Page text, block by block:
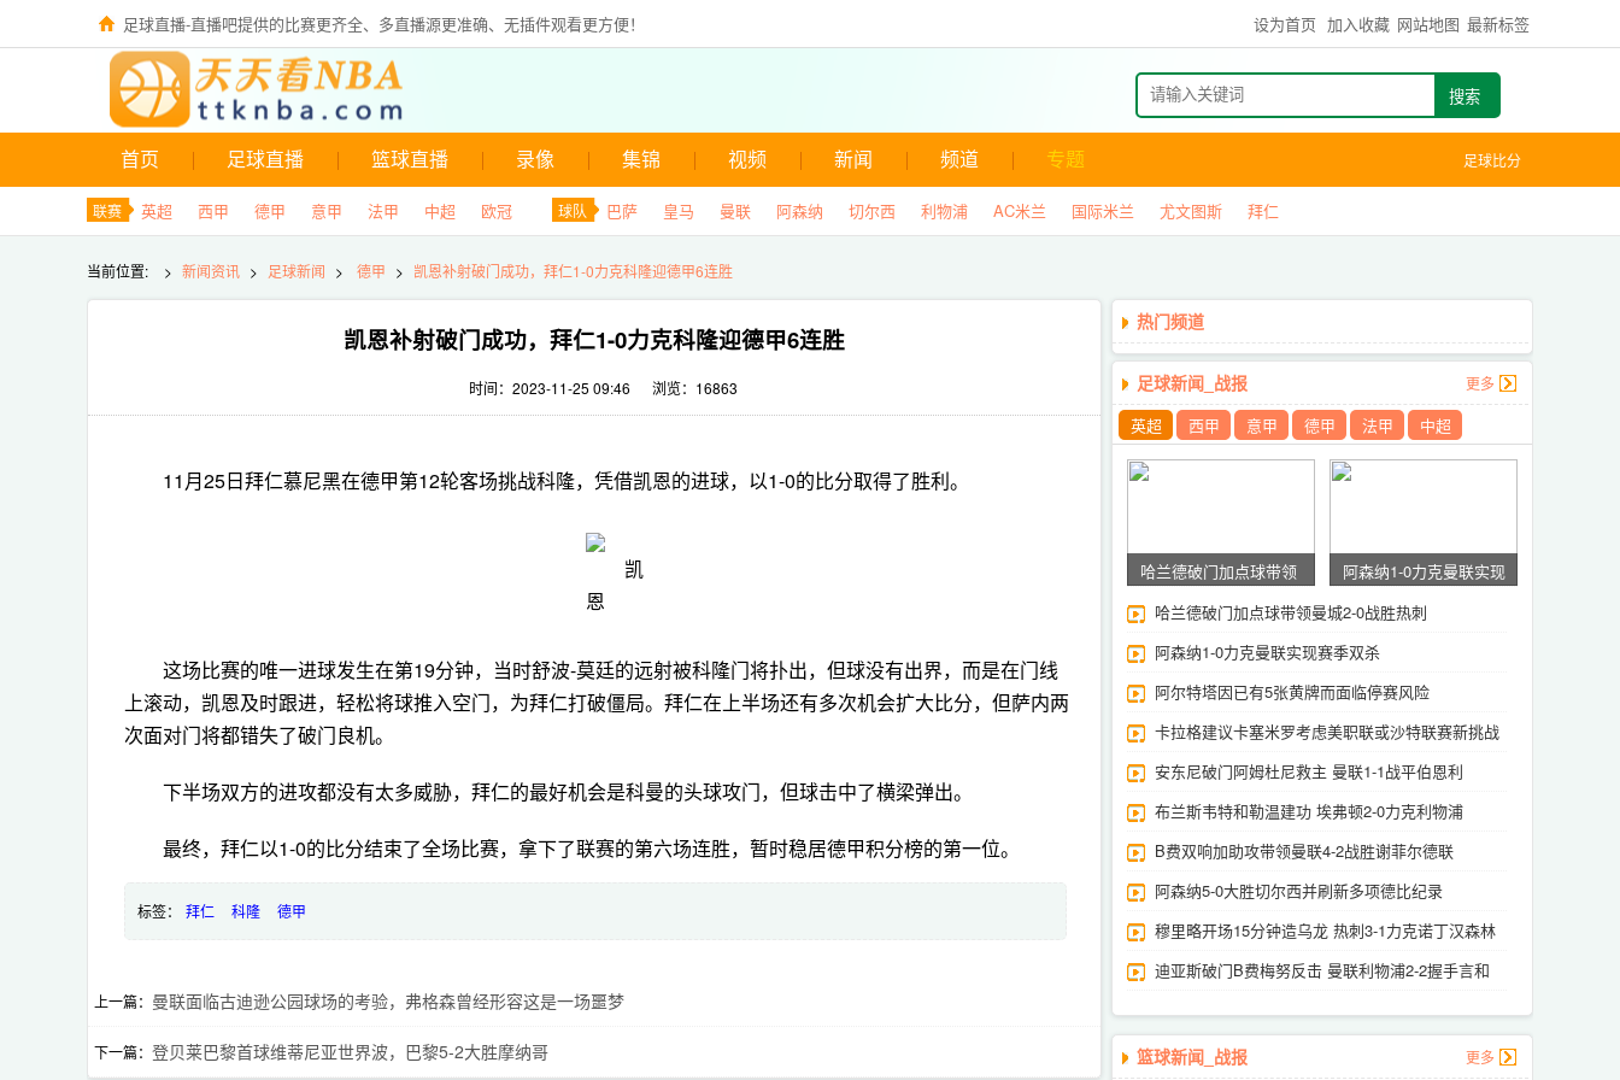
足球直播-直播吧提供的比赛更齐全、多直播源更准确、无插件观看更方便！ 设为首页 加入收藏 网站地图 最新标签
搜索
足球比分
首页 足球直播 篮球直播 录像 集锦 视频 新闻 频道 专题
联赛 英超 西甲 德甲 意甲 法甲 中超 欧冠 球队 巴萨 皇马 曼联 阿森纳 切尔西 利物浦 AC米兰 国际米兰 尤文图斯 拜仁
当前位置: > 新闻资讯 > 足球新闻 > 德甲 > 凯恩补射破门成功，拜仁1-0力克科隆迎德甲6连胜
凯恩补射破门成功，拜仁1-0力克科隆迎德甲6连胜
时间：2023-11-25 09:46 浏览：16863
11月25日拜仁慕尼黑在德甲第12轮客场挑战科隆，凭借凯恩的进球，以1-0的比分取得了胜利。
这场比赛的唯一进球发生在第19分钟，当时舒波-莫廷的远射被科隆门将扑出，但球没有出界，而是在门线
上滚动，凯恩及时跟进，轻松将球推入空门，为拜仁打破僵局。拜仁在上半场还有多次机会扩大比分，但萨内两
次面对门将都错失了破门良机。
下半场双方的进攻都没有太多威胁，拜仁的最好机会是科曼的头球攻门，但球击中了横梁弹出。
最终，拜仁以1-0的比分结束了全场比赛，拿下了联赛的第六场连胜，暂时稳居德甲积分榜的第一位。
标签： 拜仁 科隆 德甲
上一篇： 曼联面临古迪逊公园球场的考验，弗格森曾经形容这是一场噩梦
下一篇： 登贝莱巴黎首球维蒂尼亚世界波，巴黎5-2大胜摩纳哥
热门频道
足球新闻_战报 更多
英超 西甲 意甲 德甲 法甲 中超
哈兰德破门加点球带领
曼城2-0战胜热刺
阿森纳1-0力克曼联实现
赛季双杀
哈兰德破门加点球带领曼城2-0战胜热刺
阿森纳1-0力克曼联实现赛季双杀
阿尔特塔因已有5张黄牌而面临停赛风险
卡拉格建议卡塞米罗考虑美职联或沙特联赛新挑战
安东尼破门阿姆杜尼救主 曼联1-1战平伯恩利
布兰斯韦特和勒温建功 埃弗顿2-0力克利物浦
B费双响加助攻带领曼联4-2战胜谢菲尔德联
阿森纳5-0大胜切尔西并刷新多项德比纪录
穆里略开场15分钟造乌龙 热刺3-1力克诺丁汉森林
迪亚斯破门B费梅努反击 曼联利物浦2-2握手言和
篮球新闻_战报 更多